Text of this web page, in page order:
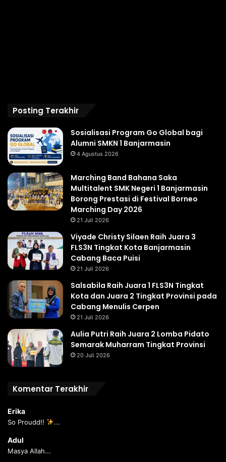
Posting Terakhir
Sosialisasi Program Go Global bagi
Alumni SMKN 1 Banjarmasin
4 Agustus 2026
Marching Band Bahana Saka
Multitalent SMK Negeri 1 Banjarmasin
Borong Prestasi di Festival Borneo
Marching Day 2026
21 Juli 2026
Viyade Christy Silaen Raih Juara 3
FLS3N Tingkat Kota Banjarmasin
Cabang Baca Puisi
21 Juli 2026
Salsabila Raih Juara 1 FLS3N Tingkat
Kota dan Juara 2 Tingkat Provinsi pada
Cabang Menulis Cerpen
21 Juli 2026
Aulia Putri Raih Juara 2 Lomba Pidato
Semarak Muharram Tingkat Provinsi
20 Juli 2026
Komentar Terakhir
Erika
So Proudd!! ...
Adul
Masya Allah...